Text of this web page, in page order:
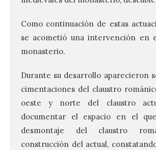
Como continuación de estas
se acometió una intervención en
monasterio.
Durante su desarrollo aparecieron
cimentaciones del claustro
oeste y norte del claustro
documentar el espacio en el
desmontaje del claustro
construcción del actual,